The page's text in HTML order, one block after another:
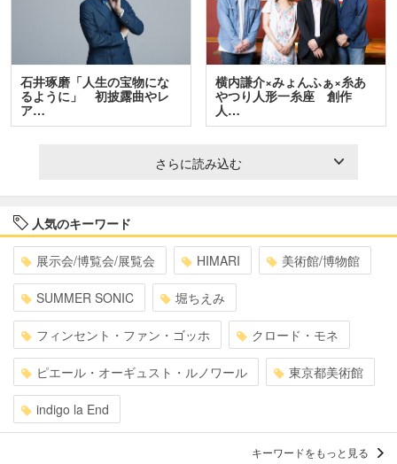
石井琢磨「人生の宝物にな
るように」 初披露曲やレ
ア…
横内謙介×みょんふぁ×糸あ
やつり人形一糸座 創作
人…
さらに読み込む
人気のキーワード
展示会/博覧会/展覧会 HIMARI 美術館/博物館
SUMMER SONIC 堀ちえみ
フィンセント・ファン・ゴッホ クロード・モネ
ピエール・オーギュスト・ルノワール 東京都美術館
indigo la End
キーワードをもっと見る